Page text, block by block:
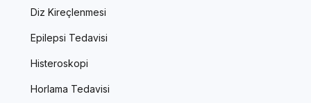
Diz Kireçlenmesi
Epilepsi Tedavisi
Histeroskopi
Horlama Tedavisi